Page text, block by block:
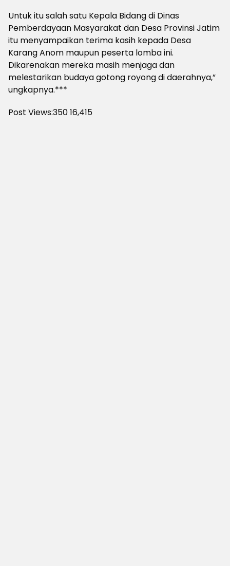
Untuk itu salah satu Kepala Bidang di Dinas
Pemberdayaan Masyarakat dan Desa Provinsi Jatim
itu menyampaikan terima kasih kepada Desa
Karang Anom maupun peserta lomba ini.
Dikarenakan mereka masih menjaga dan
melestarikan budaya gotong royong di daerahnya,”
ungkapnya.***
Post Views:35016,415